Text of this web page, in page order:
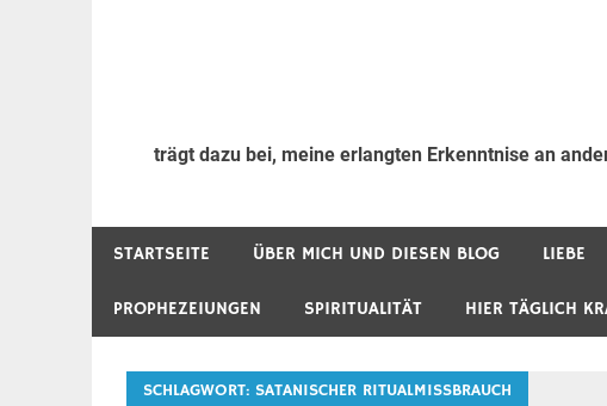
trägt dazu bei, meine erlangten Erkenntnise an
STARTSEITE ÜBER MICH UND DIESEN BLOG LIEBE
PROPHEZEIUNGEN SPIRITUALITÄT HIER TÄGLICH
SCHLAGWORT: SATANISCHER RITUALMISSBRAUCH